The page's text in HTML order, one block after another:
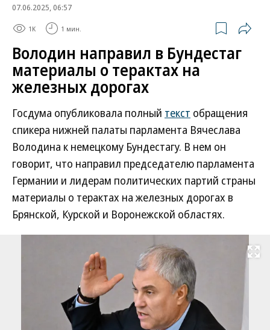
07.06.2025, 06:57
1K 1 мин.
Володин направил в Бундестаг
материалы о терактах на
железных дорогах
Госдума опубликовала полный текст обращения
спикера нижней палаты парламента Вячеслава
Володина к немецкому Бундестагу. В нем он
говорит, что направил председателю парламента
Германии и лидерам политических партий страны
материалы о терактах на железных дорогах в
Брянской, Курской и Воронежской областях.
Развернуть